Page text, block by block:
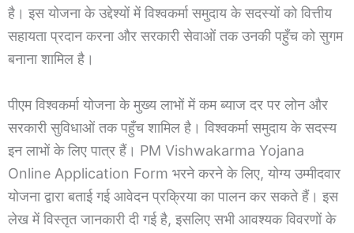
है। इस योजना के उद्देश्यों में विश्वकर्मा समुदाय के सदस्यों को वित्तीय
सहायता प्रदान करना और सरकारी सेवाओं तक उनकी पहुँच को सुगम
बनाना शामिल है।
पीएम विश्वकर्मा योजना के मुख्य लाभों में कम ब्याज दर पर लोन और
सरकारी सुविधाओं तक पहुँच शामिल है। विश्वकर्मा समुदाय के सदस्य
इन लाभों के लिए पात्र हैं। PM Vishwakarma Yojana
Online Application Form भरने करने के लिए, योग्य उम्मीदवार
योजना द्वारा बताई गई आवेदन प्रक्रिया का पालन कर सकते हैं। इस
लेख में विस्तृत जानकारी दी गई है, इसलिए सभी आवश्यक विवरणों के